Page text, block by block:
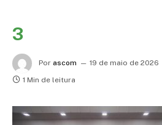
3
Por ascom 19 de maio de 2026
1 Min de leitura